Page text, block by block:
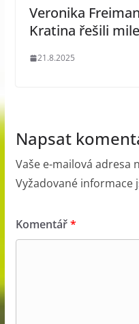
Veronika
Kratina řešili
21.8.2025
Napsat
Vaše e-mailová adresa
Vyžadované informace
Komentář*